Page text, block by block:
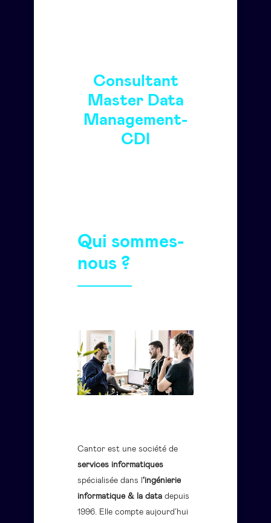
Consultant
Master Data
Management-
CDI
Qui sommes-
nous ?
Cantor est une société de
services informatiques
spécialisée dans l ‘ingénierie
informatique & la data depuis
1996. Elle compte aujourd’hui